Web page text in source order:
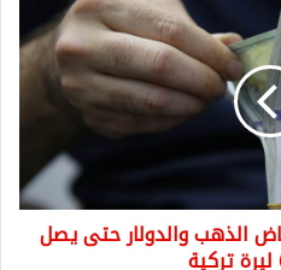
الذهب والدولار حتى يصل